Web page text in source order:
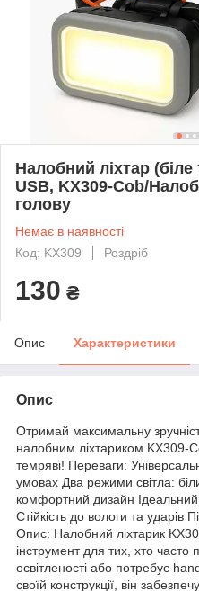
Налобний ліхтар (біле
USB, KX309-Cob/
голову
Немає в наявності
Код: KX309
Роздріб
130 ₴
Опис Характеристики
Опис
Отримай максимальну
налобним ліхтариком KX309-
темряві! Переваги:
умовах Два режими світла:
комфортний дизайн Ідеальний
Стійкість до вологи та ударів
Опис: Налобний ліхтарик
інструмент для тих, хто часто
освітленості або потребує
своїй конструкції, він